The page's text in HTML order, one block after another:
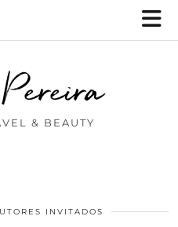
& BEAUTY
INVITADOS